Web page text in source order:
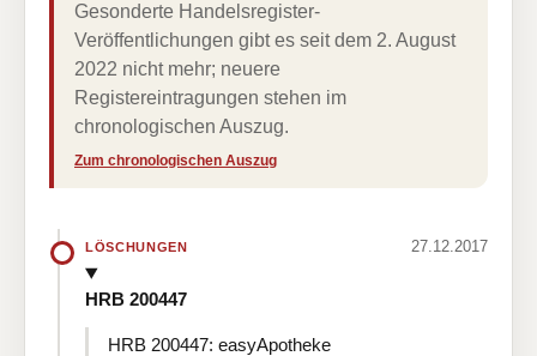
Gesonderte Handelsregister-
Veröffentlichungen gibt es seit dem 2. August
2022 nicht mehr; neuere
Registereintragungen stehen im
chronologischen Auszug.
Zum chronologischen Auszug
LÖSCHUNGEN 27.12.2017
HRB 200447
HRB 200447: easyApotheke